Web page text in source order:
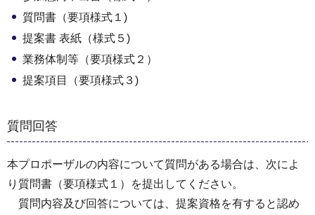
質問書（要項様式１)
提案書 表紙（様式５)
業務体制等（要項様式２）
提案項目（要項様式３)
質問回答
本プロポーザルの内容について質問がある場合は、次によ
り質問書（要項様式１）を提出してください。
質問内容及び回答については、提案資格を有すると認め